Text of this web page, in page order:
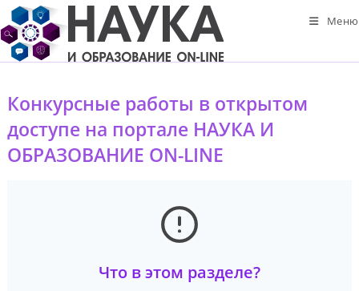
Перейти
к
содержимому
Меню
Конкурсные работы в открытом
доступе на портале НАУКА И
ОБРАЗОВАНИЕ ON-LINE
Что в этом разделе?